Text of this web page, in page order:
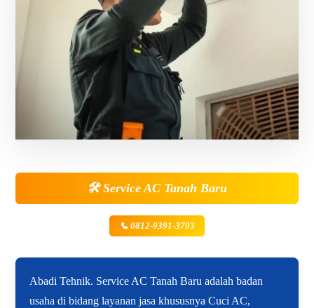
🛠️Service AC Tanah Baru
📞 0812-9391-3793
Abadi Tehnik. Service AC Tanah Baru adalah badan
usaha di bidang layanan jasa khususnya Cuci AC,